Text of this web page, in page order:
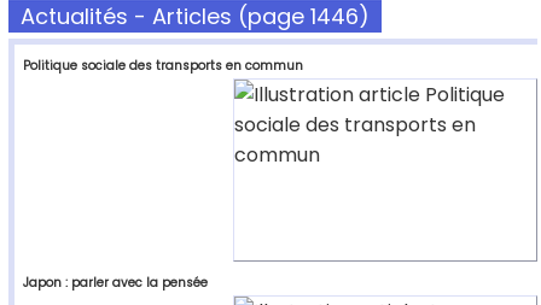
Actualités - Articles (page 1446)
Politique sociale des transports en commun
Japon : parler avec la pensée